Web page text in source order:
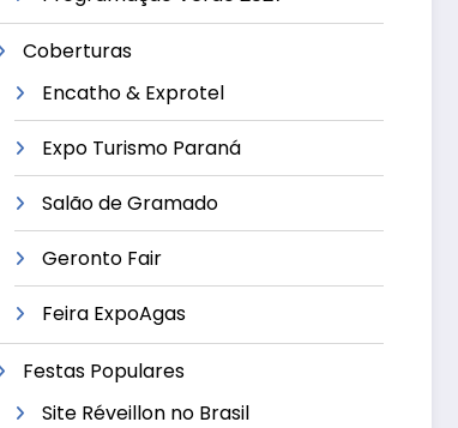
Coberturas
Encatho & Exprotel
Expo Turismo Paraná
Salão de Gramado
Geronto Fair
Feira ExpoAgas
Festas Populares
Site Réveillon no Brasil